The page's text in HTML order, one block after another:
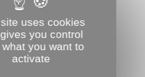
uses cookies
you control
you want to
activate